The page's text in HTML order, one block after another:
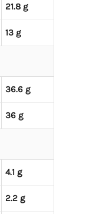
21.8 g
13 g
36.6 g
36 g
4.1 g
2.2 g